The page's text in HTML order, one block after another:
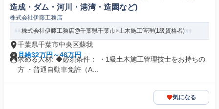
造成・ダム・河川・港湾・造園など)
株式会社伊藤工務店
株式会社伊藤工務店@千葉県千葉市×土木施工管理(1級資格者)
千葉県千葉市中央区蘇我
月給32万円～46万円
求める人材: ◆必須条件： ・1級土木施工管理技士をお持ちの
方 ・普通自動車免許（A...
気になる